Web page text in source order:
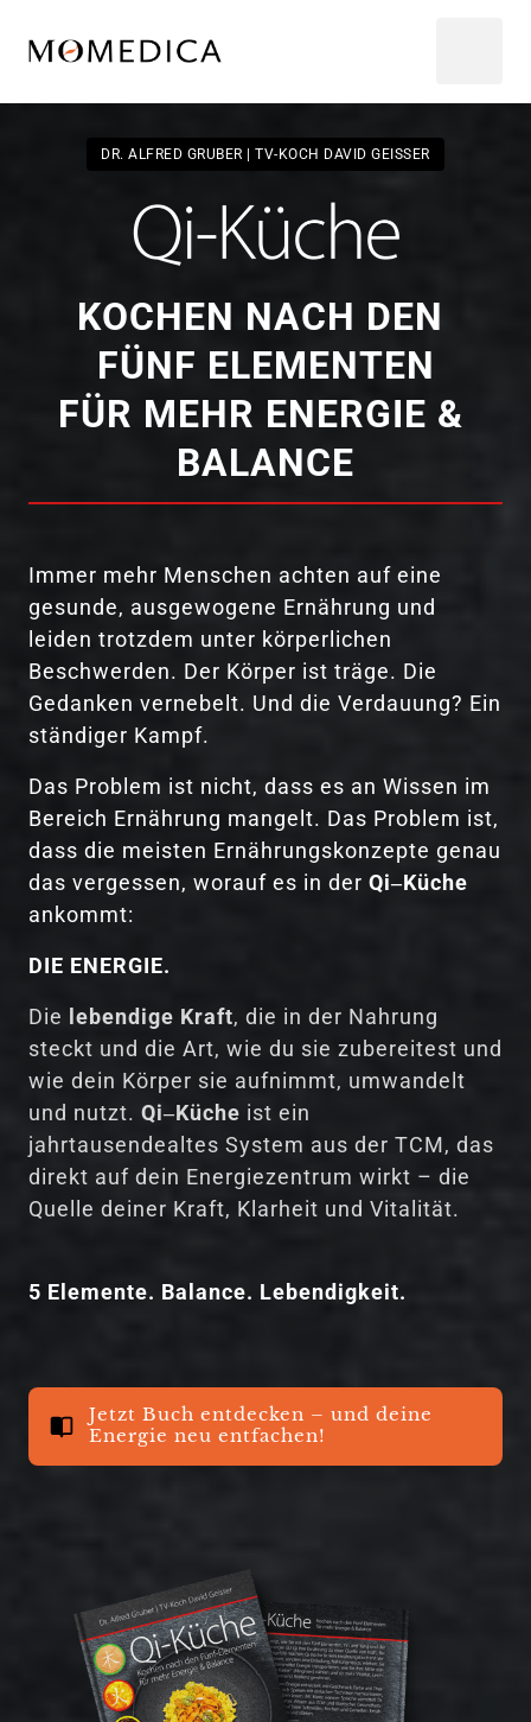
DR. ALFRED GRUBER | TV-KOCH DAVID GEISSER
KOCHEN NACH
FÜNF ELEMENTEN
FÜR MEHR ENERGIE
BALANCE
Immer mehr Menschen achten auf
gesunde, ausgewogene Ernährung
leiden trotzdem unter
Beschwerden. Der Körper ist träge.
Gedanken vernebelt. Und die Verdauung?
ständiger Kampf.
Das Problem ist nicht, dass es an Wissen
Bereich Ernährung mangelt. Das Problem
dass die meisten Ernährungskonzepte
das vergessen, worauf es in der Qi‒Küche
ankommt:
DIE ENERGIE.
Die lebendige Kraft, die in der
steckt und die Art, wie du sie zubereitest
wie dein Körper sie aufnimmt,
und nutzt. Qi‒Küche ist
jahrtausendealtes System aus der TCM,
direkt auf dein Energiezentrum wirkt –
Quelle deiner Kraft, Klarheit und Vitalität.
5 Elemente. Balance. Lebendigkeit.
Jetzt Buch entdecken – und deine
Energie neu entfachen!